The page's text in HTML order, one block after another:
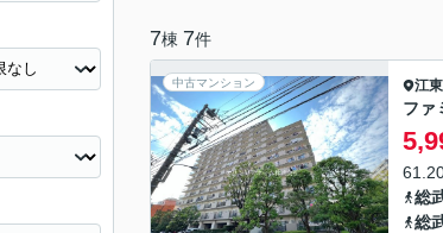
7棟 7件
中古マンション 江
フ
総
総